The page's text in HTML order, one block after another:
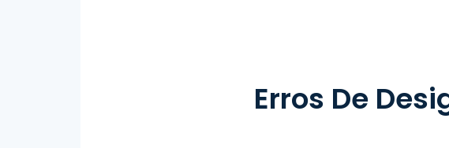
Erros De